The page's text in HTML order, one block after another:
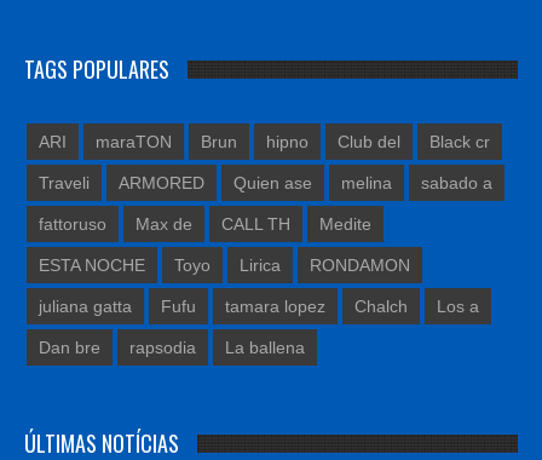
TAGS POPULARES
ARI maraTON Brun hipno Club del Black cr
Traveli ARMORED Quien ase melina sabado a
fattoruso Max de CALL TH Medite
ESTA NOCHE Toyo Lirica RONDAMON
juliana gatta Fufu tamara lopez Chalch Los a
Dan bre rapsodia La ballena
ÚLTIMAS NOTÍCIAS